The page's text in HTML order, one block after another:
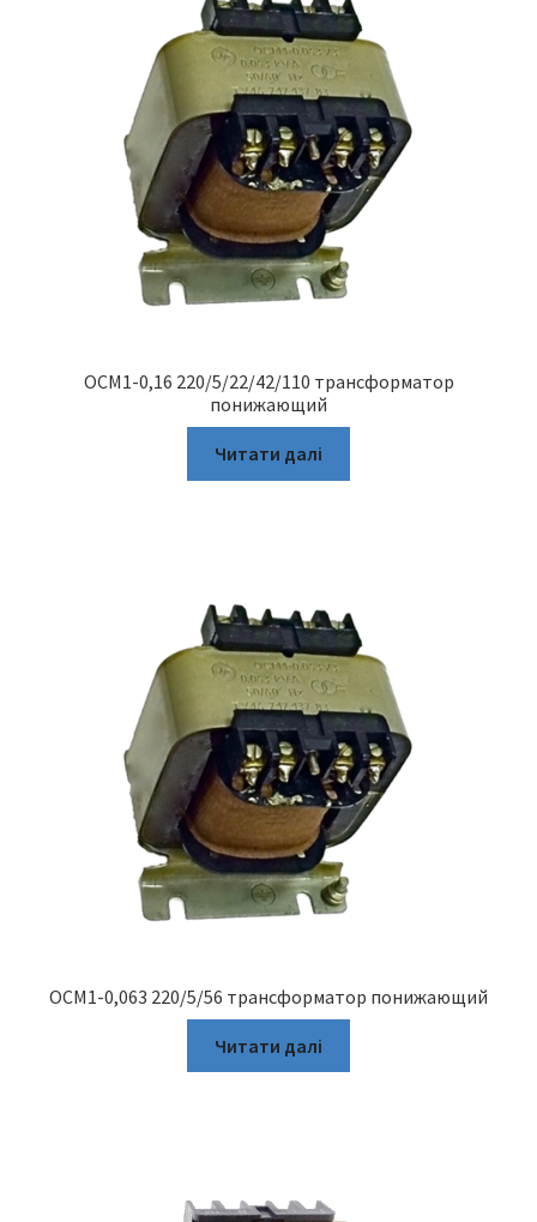
ОСМ1-0,16 220/5/22/42/110 трансформатор
понижающий
Читати далі
ОСМ1-0,063 220/5/56 трансформатор понижающий
Читати далі